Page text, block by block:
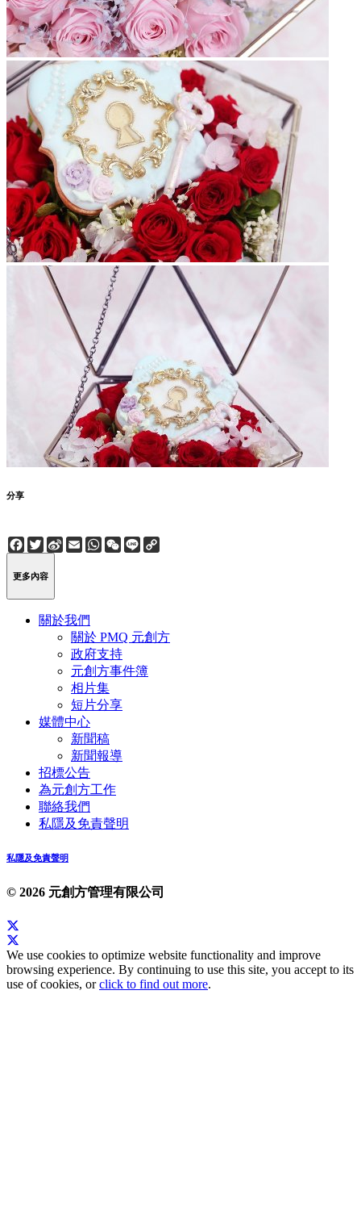
分享
Facebook
Twitter
Sina
Weibo
EmailWhatsApp
WeChat
Line
更多內容
關於我們
關於 PMQ 元創方
政府支持
元創方事件簿
相片集
短片分享
媒體中心
新聞稿
新聞報導
招標公告
為元創方工作
聯絡我們
私隱及免責聲明
私隱及免責聲明
© 2026 元創方管理有限公司
We use cookies to optimize website functionality and improve
browsing experience. By continuing to use this site, you accept to its
use of cookies, orclick to find out more.